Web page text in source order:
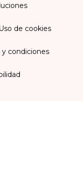
de cookies
y condiciones